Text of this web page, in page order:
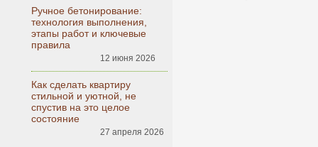
Ручное бетонирование:
технология выполнения,
этапы работ и ключевые
правила
12 июня 2026
Как сделать квартиру
стильной и уютной, не
спустив на это целое
состояние
27 апреля 2026